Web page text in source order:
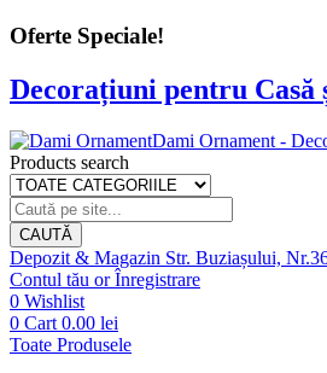
Oferte Speciale!
Decorațiuni pentru Casă
Dami Ornament -
Products search
CAUTĂ
Depozit & Magazin Str. Buziașului,
Contul tău orÎnregistrare
0 Wishlist
0 Cart 0.00 lei
Toate Produsele